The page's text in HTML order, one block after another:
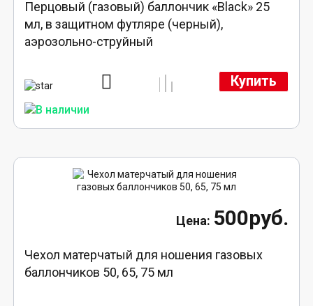
Перцовый (газовый) баллончик «Black» 25
мл, в защитном футляре (черный),
аэрозольно-струйный
Купить
500руб.
Чехол матерчатый для ношения газовых
баллончиков 50, 65, 75 мл